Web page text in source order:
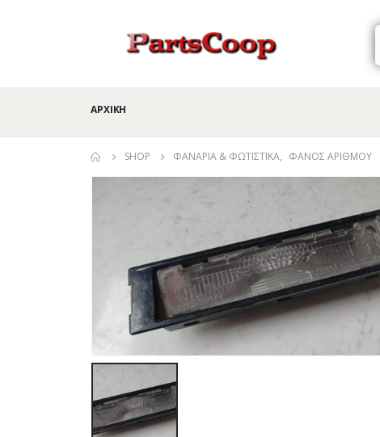
ΑΡΧΙΚΉ
SHOP ΦΑΝΆΡΙΑ & ΦΩΤΙΣΤΙΚΆ, ΦΑΝΌΣ ΑΡΙΘΜΟΎ